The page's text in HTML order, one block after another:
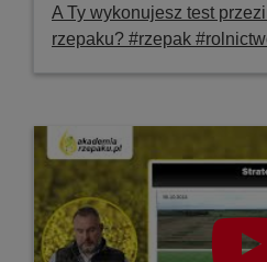
A Ty wykonujesz test
rzepaku? #rzepak